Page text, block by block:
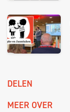
DELEN
MEER OVER